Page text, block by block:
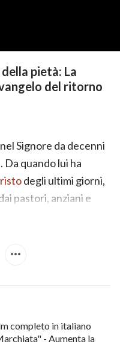
pietà: La
del ritorno
Signore da decenni
quando lui ha
degli ultimi giorni,
pastori, anziani e
mondo religioso ed è
egli non si ritrasse
sua fede divenne più
capito la
e degli anziani. E ha
verità, la via e la vita.
e perfezionare
completo in italiano
- Aumenta la